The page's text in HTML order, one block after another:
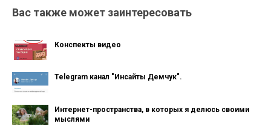
Вас также может заинтересовать
Конспекты видео
Telegram канал "Инсайты Демчук".
Интернет-пространства, в которых я делюсь своими
мыслями